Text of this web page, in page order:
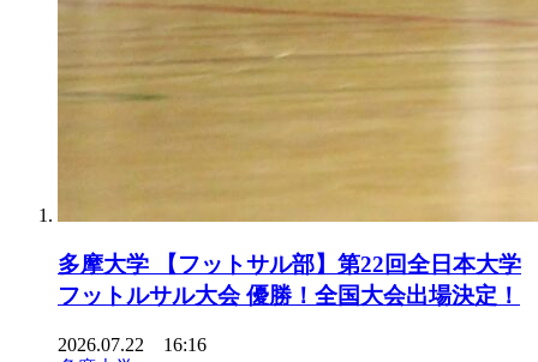
多摩大学 【フットサル部】第22回全日本大学
フットルサル大会 優勝！全国大会出場決定！
2026.07.22 16:16